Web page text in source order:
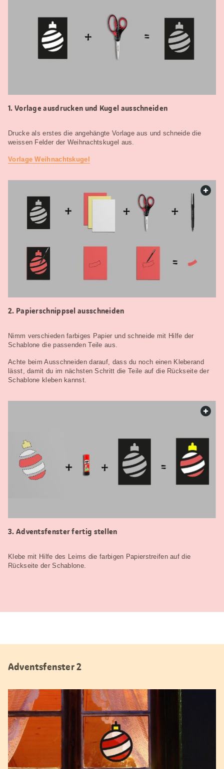
Vorlage ausdrucken und Kugel ausschneiden
Drucke als erstes die angehängte Vorlage aus und schneide die
weissen Felder der Weihnachtskugel aus.
Vorlage Weihnachtskugel
Papierschnippsel ausschneiden
Nimm verschieden farbiges Papier und schneide mit Hilfe der
Schablone die passenden Teile aus.
Achte beim Ausschneiden darauf, dass du noch einen Kleberand
lässt, damit du im nächsten Schritt die Teile auf die Rückseite der
Schablone kleben kannst.
Adventsfenster fertig stellen
Klebe mit Hilfe des Leims die farbigen Papierstreifen auf die
Rückseite der Schablone.
Adventsfenster 2